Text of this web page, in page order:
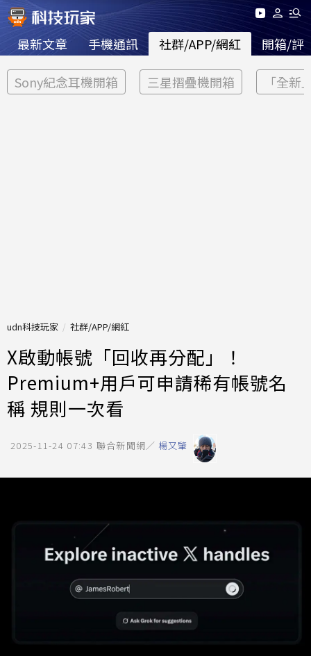
最新文章 手機通訊 社群/APP/網紅 開箱/評
Sony紀念耳機開箱 三星摺疊機開箱 「全新
udn科技玩家 社群/APP/網紅
X啟動帳號「回收再分配」！
Premium+用戶可申請稀有帳號名
稱 規則一次看
2025-11-24 07:43 聯合新聞網／ 楊又肇